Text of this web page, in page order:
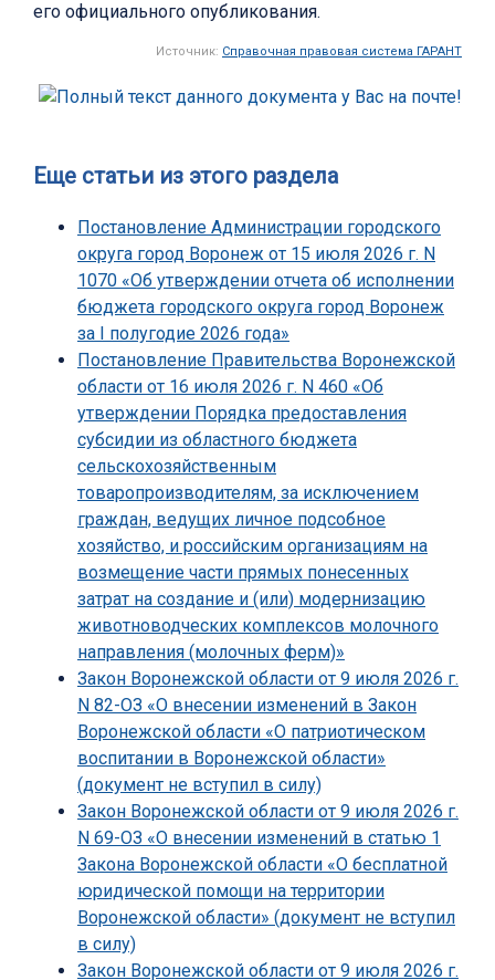
его официального опубликования.
Источник: Справочная правовая система ГАРАНТ
Еще статьи из этого раздела
Постановление Администрации городского
округа город Воронеж от 15 июля 2026 г. N
1070 «Об утверждении отчета об исполнении
бюджета городского округа город Воронеж
за I полугодие 2026 года»
Постановление Правительства Воронежской
области от 16 июля 2026 г. N 460 «Об
утверждении Порядка предоставления
субсидии из областного бюджета
сельскохозяйственным
товаропроизводителям, за исключением
граждан, ведущих личное подсобное
хозяйство, и российским организациям на
возмещение части прямых понесенных
затрат на создание и (или) модернизацию
животноводческих комплексов молочного
направления (молочных ферм)»
Закон Воронежской области от 9 июля 2026 г.
N 82-ОЗ «О внесении изменений в Закон
Воронежской области «О патриотическом
воспитании в Воронежской области»
(документ не вступил в силу)
Закон Воронежской области от 9 июля 2026 г.
N 69-ОЗ «О внесении изменений в статью 1
Закона Воронежской области «О бесплатной
юридической помощи на территории
Воронежской области» (документ не вступил
в силу)
Закон Воронежской области от 9 июля 2026 г.